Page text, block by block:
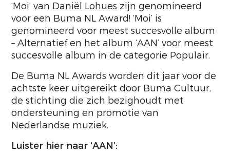
‘Moi’ van Daniël Lohues zijn genomineerd
voor een Buma NL Award! ‘Moi’ is
genomineerd voor meest succesvolle album
– Alternatief en het album ‘AAN’ voor meest
succesvolle album in de categorie Populair.
De Buma NL Awards worden dit jaar voor de
achtste keer uitgereikt door Buma Cultuur,
de stichting die zich bezighoudt met
ondersteuning en promotie van
Nederlandse muziek.
Luister hier naar ‘AAN’: